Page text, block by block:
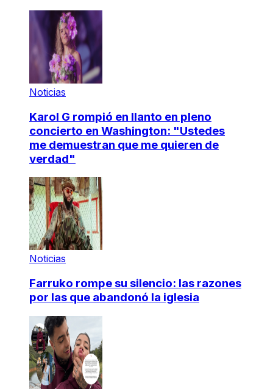
Noticias
Karol G rompió en llanto en pleno
concierto en Washington: "Ustedes
me demuestran que me quieren de
verdad"
Noticias
Farruko rompe su silencio: las razones
por las que abandonó la iglesia